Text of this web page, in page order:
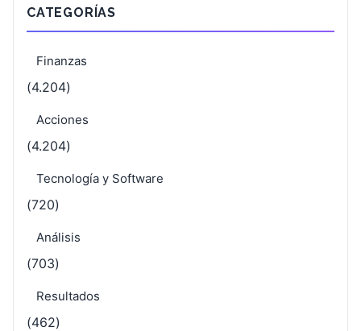
CATEGORÍAS
Finanzas
(4.204)
Acciones
(4.204)
Tecnología y Software
(720)
Análisis
(703)
Resultados
(462)